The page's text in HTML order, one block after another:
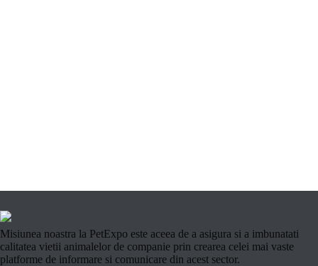
Misiunea noastra la PetExpo este aceea de a asigura si a imbunatati
calitatea vietii animalelor de companie prin crearea celei mai vaste
platforme de informare si comunicare din acest sector.